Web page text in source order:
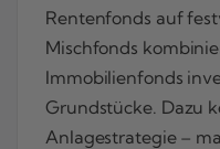
Rentenfonds auf
Mischfonds
Immobilienfonds
Grundstücke. Dazu
Anlagestrategie –